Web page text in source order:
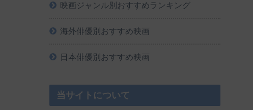
映画ジャンル別おすすめランキング
海外俳優別おすすめ映画
日本俳優別おすすめ映画
当サイトについて